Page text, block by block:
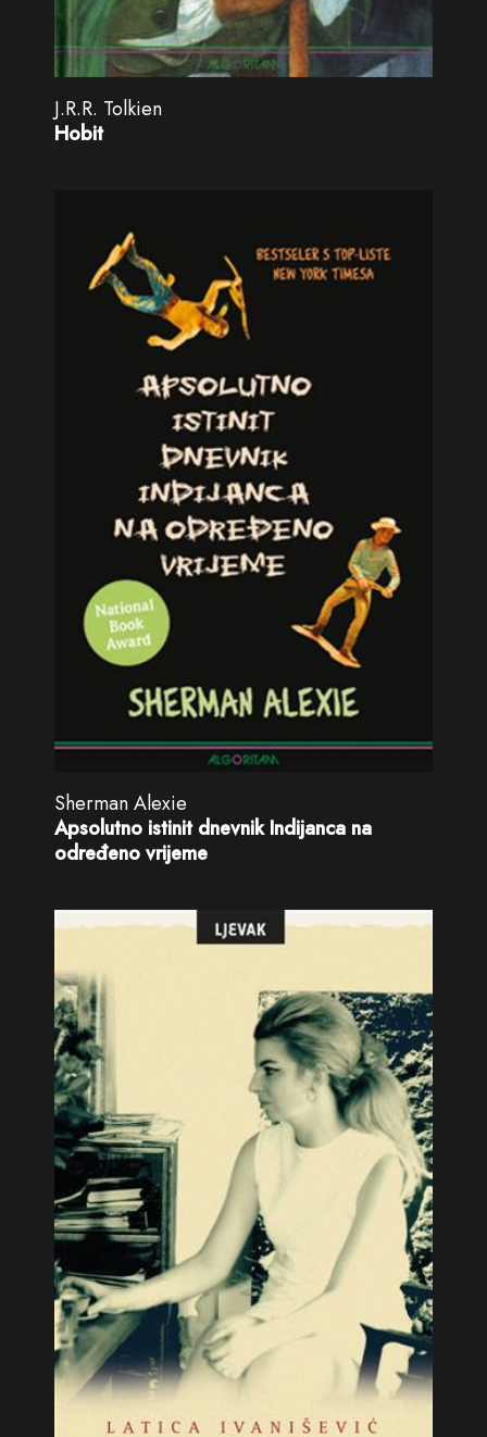
J.R.R. Tolkien
Hobit
Sherman Alexie
Apsolutno istinit dnevnik Indijanca na
određeno vrijeme